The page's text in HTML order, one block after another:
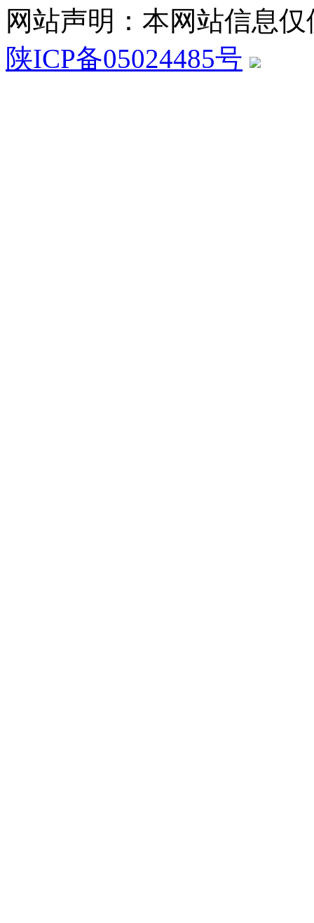
网站声明：本网站信息
陕ICP备05024485号